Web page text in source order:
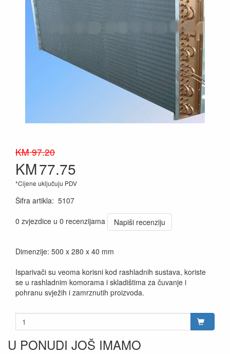
KM 97.20
KM77.75
*Cijene uključuju PDV
Šifra artikla: 5107
0 zvjezdice u 0 recenzijama
Napiši recenziju
Dimenzije: 500 x 280 x 40 mm
Isparivači su veoma korisni kod rashladnih sustava, koriste
se u rashladnim komorama i skladištima za čuvanje i
pohranu svježih i zamrznutih proizvoda.
U PONUDI JOŠ IMAMO